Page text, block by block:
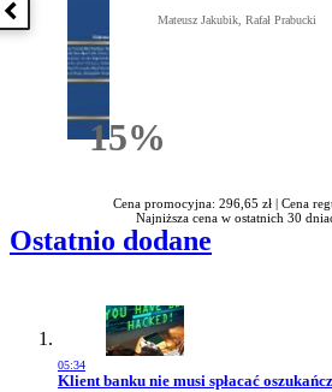
Poprzednia książka
15%Rabatu
Mateusz Jakubik, Rafał Prabucki
Cena promocyjna: 296,65 zł | Cena
Najniższa cena w ostatnich 30
Ostatnio dodane
05:34
Przejdź do artykułu:
Klient banku nie musi spłacać